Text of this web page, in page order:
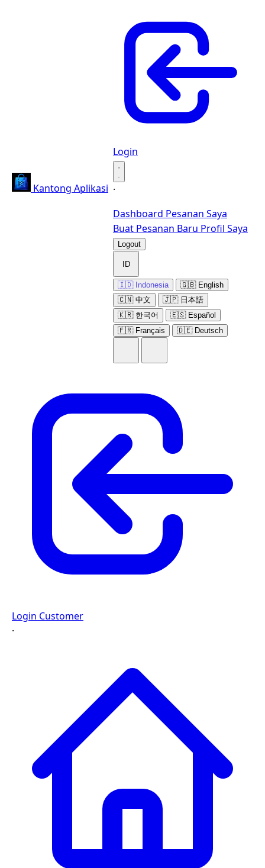
Kantong Aplikasi
Login
·
·
Dashboard Pesanan Saya
Buat Pesanan Baru Profil Saya
Logout
ID
🇮🇩 Indonesia
🇬🇧 English
🇨🇳 中文
🇯🇵 日本語
🇰🇷 한국어
🇪🇸 Español
🇫🇷 Français
🇩🇪 Deutsch
Login Customer
·